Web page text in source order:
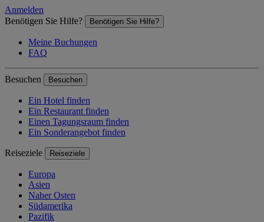
Anmelden
Benötigen Sie Hilfe?
Benötigen Sie Hilfe?
Meine Buchungen
FAQ
Besuchen Besuchen
Ein Hotel finden
Ein Restaurant finden
Einen Tagungsraum finden
Ein Sonderangebot finden
Reiseziele Reiseziele
Europa
Asien
Naher Osten
Südamerika
Pazifik